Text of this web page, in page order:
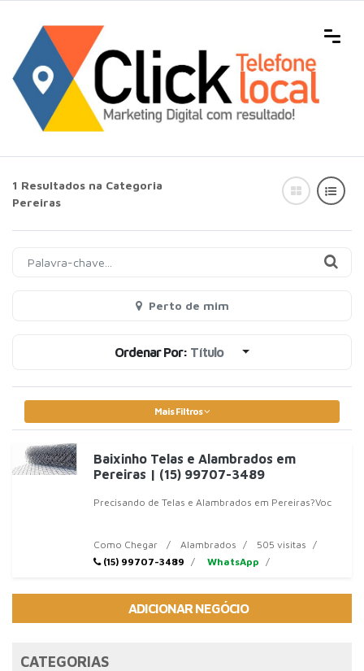
1 Resultados na Categoria
Pereiras
Perto de mim
Ordenar Por: Título
Mais Filtros
Baixinho Telas e Alambrados em
Pereiras | (15) 99707-3489
Precisando de Telas e Alambrados em Pereiras?Voc
Como Chegar Alambrados
505 visitas
(15) 99707-3489
WhatsApp
ADICIONAR NEGÓCIO
CATEGORIAS